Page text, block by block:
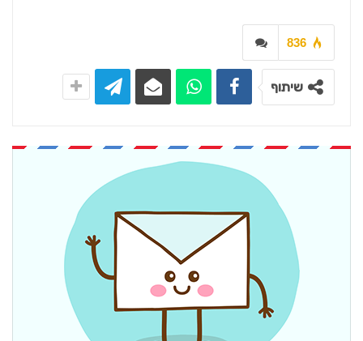
836
שיתוף